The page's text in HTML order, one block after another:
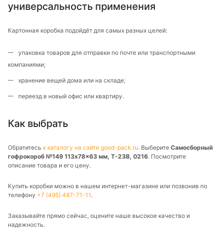
универсальность применения
Картонная коробка подойдёт для самых разных целей:
упаковка товаров для отправки по почте или транспортными
компаниями;
хранение вещей дома или на складе;
переезд в новый офис или квартиру.
Как выбрать
Обратитесь к каталогу на сайте good-pack.ru. Выберите Самосборный
гофрокороб №149 113x78x63 мм, Т-23В, 0216. Посмотрите
описание товара и его цену.
Купить коробки можно в нашем интернет-магазине или позвонив по
телефону +7 (495) 487-71-11.
Заказывайте прямо сейчас, оцените наше высокое качество и
надежность.